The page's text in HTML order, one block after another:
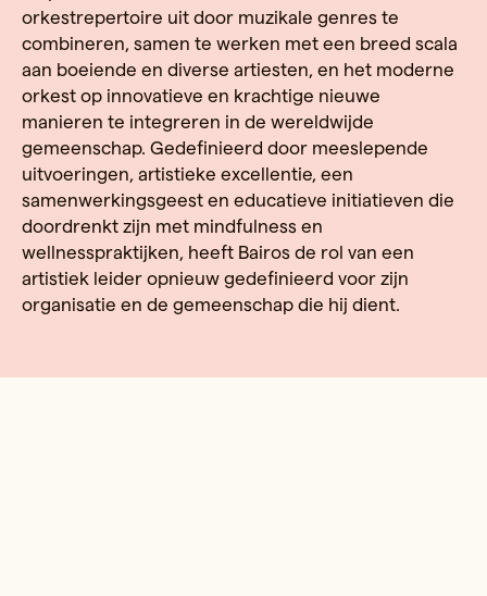
orkestrepertoire uit door muzikale genres te
combineren, samen te werken met een breed scala
aan boeiende en diverse artiesten, en het moderne
orkest op innovatieve en krachtige nieuwe
manieren te integreren in de wereldwijde
gemeenschap. Gedefinieerd door meeslepende
uitvoeringen, artistieke excellentie, een
samenwerkingsgeest en educatieve initiatieven die
doordrenkt zijn met mindfulness en
wellnesspraktijken, heeft Bairos de rol van een
artistiek leider opnieuw gedefinieerd voor zijn
organisatie en de gemeenschap die hij dient.